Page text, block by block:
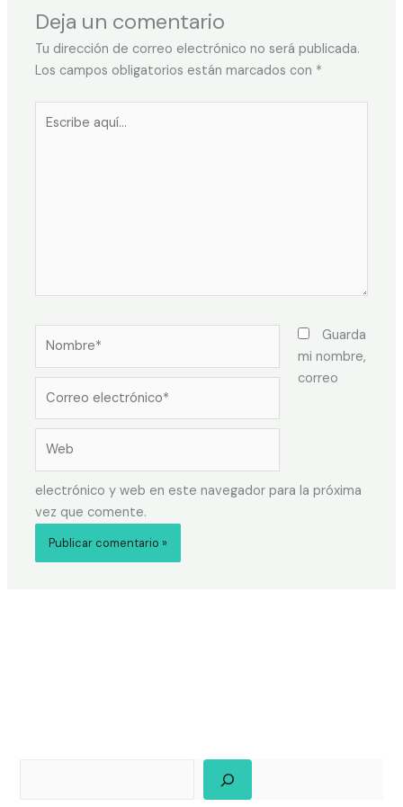
Deja un comentario
Tu dirección de correo electrónico no será publicada.
Los campos obligatorios están marcados con *
Guarda
mi nombre,
correo
electrónico y web en este navegador para la próxima
vez que comente.